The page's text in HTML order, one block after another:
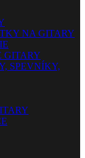
NA GITARY
GITARY
SPEVNÍKY,